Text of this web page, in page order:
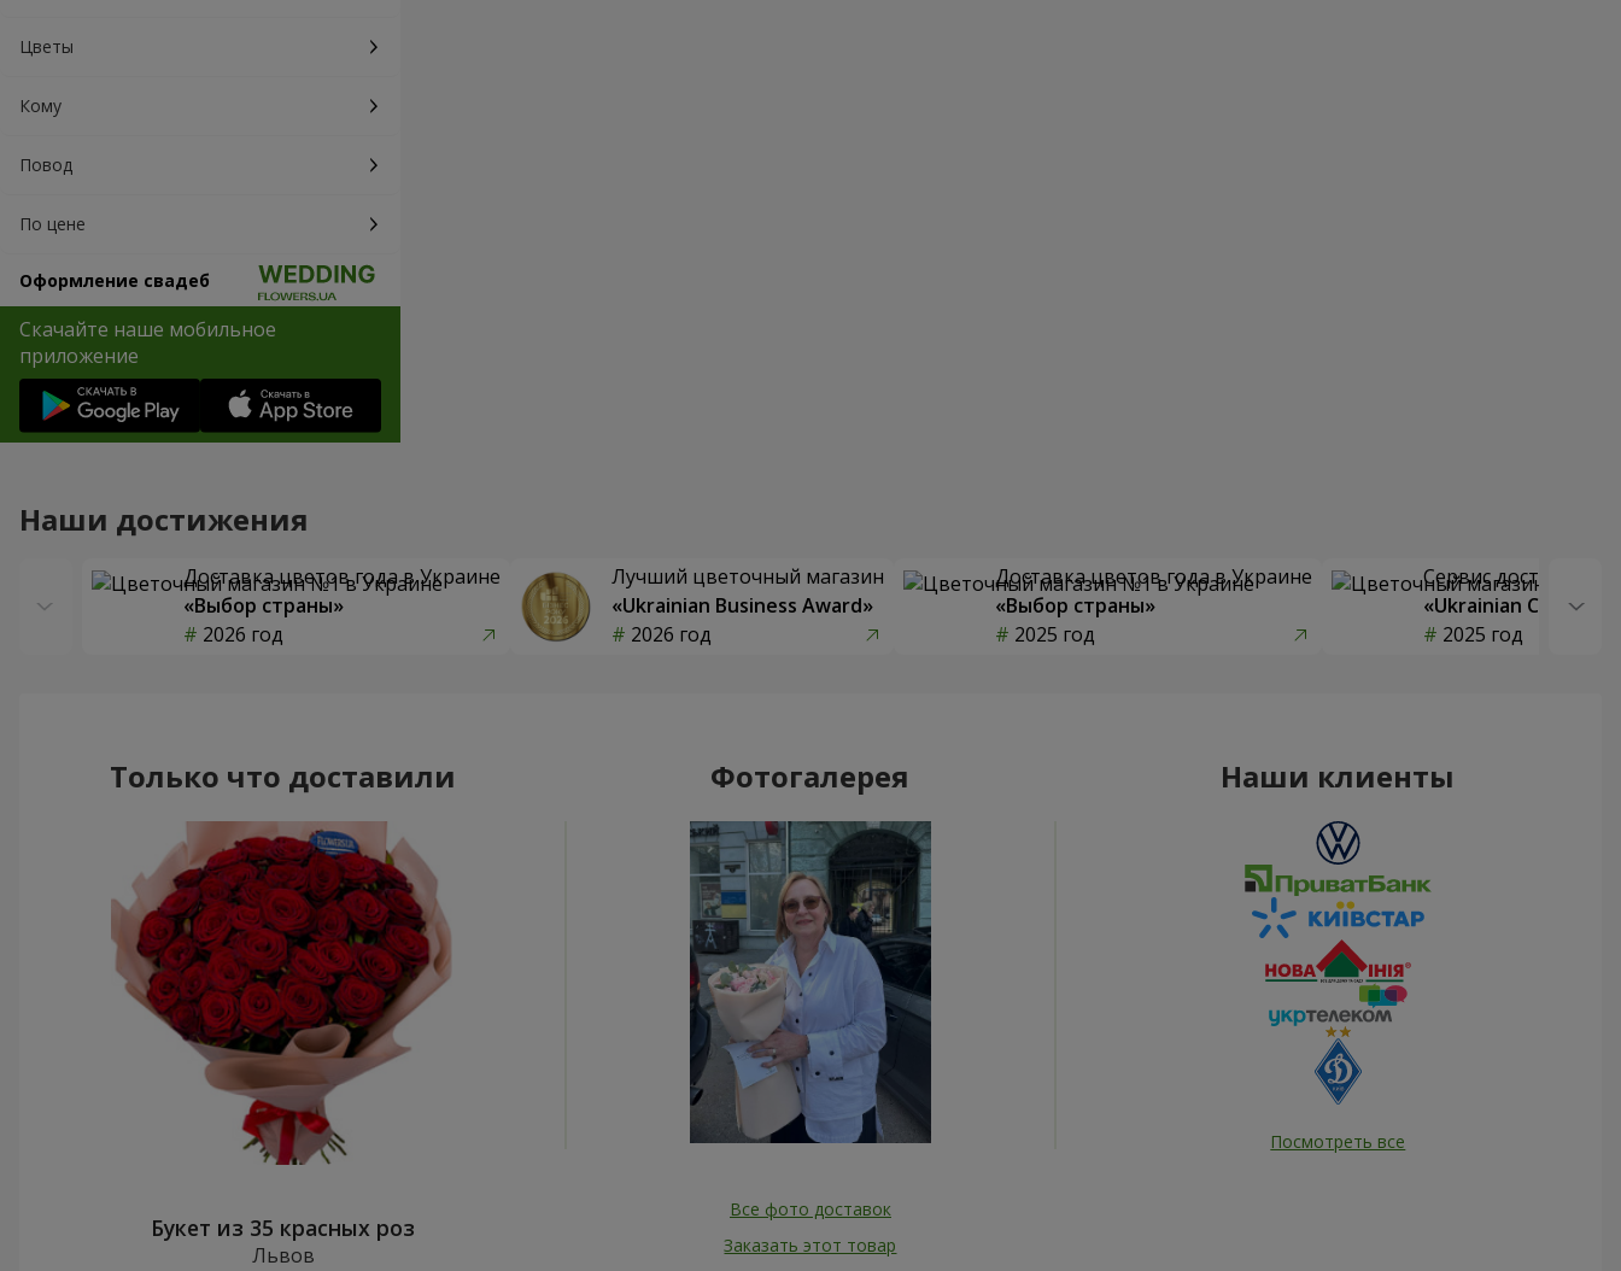
Цветы
Кому
Повод
По цене
Оформление свадеб
Скачайте наше мобильное
приложение
Наши достижения
Доставка цветов года в Украине
«Выбор страны»
2026 год
Лучший цветочный магазин
«Ukrainian Business Award»
2026 год
Доставка цветов года в Украине
«Выбор страны»
2025 год
Сервис доставки
«Ukrainian Choice»
2025 год
Только что доставили
Букет из 35 красных роз
Львов
Фотогалерея
Все фото доставок
Заказать этот товар
Наши клиенты
Посмотреть все